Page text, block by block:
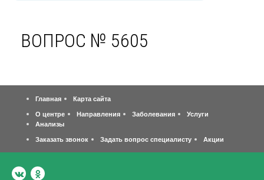
ВОПРОС № 5605
Главная
Карта сайта
О центре
Направления Заболевания
Услуги
Анализы
Заказать звонок
Задать вопрос специалисту Акции